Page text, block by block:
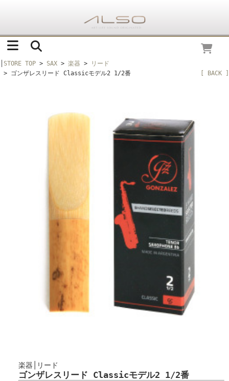
STORE TOP > SAX > 楽器 >
リード
> ゴンザレスリード Classicモデル2 1/2番
[ BACK ]
楽器│リード
ゴンザレスリード Classicモデル2 1/2番